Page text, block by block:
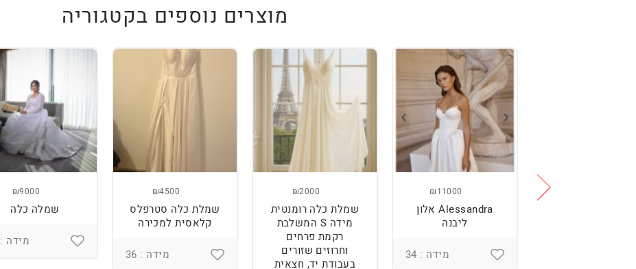
מוצרים נוספים בקטגוריה
₪11000
Alessandra אלון
ליבנה
מידה : 34
₪2000
שמלת כלה רומנטית
מידה S המשלבת
רקמת פרחים
וחרוזים שזורים
בעבודת יד, חצאית
₪4500
שמלת כלה סטרפלס
קלאסית למכירה
מידה : 36
₪9000
שמלה כלה
מידה : 38